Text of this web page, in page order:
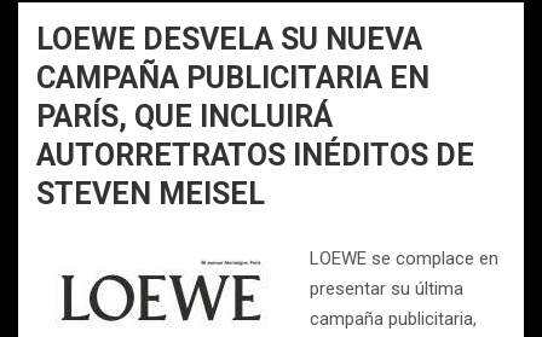
LOEWE DESVELA SU NUEVA
CAMPAÑA PUBLICITARIA EN
PARÍS, QUE INCLUIRÁ
AUTORRETRATOS INÉDITOS DE
STEVEN MEISEL
LOEWE se complace en
presentar su última
campaña publicitaria,